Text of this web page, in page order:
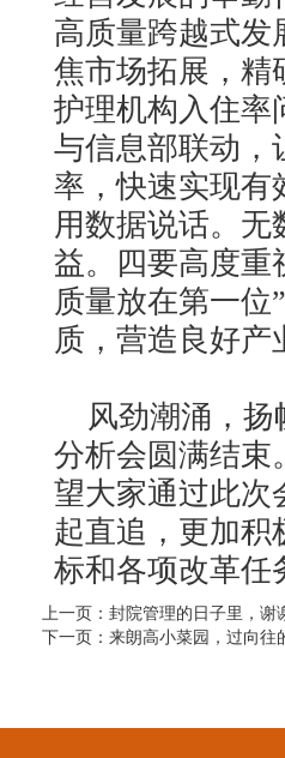
高质量跨越式发
焦市场拓展，精
护理机构入住率
与信息部联动，
率，快速实现有
用数据说话。无
益。四要高度重
质量放在第一位
质，营造良好产
风劲潮涌，扬
分析会圆满结束
望大家通过此次
起直追，更加积
标和各项改革任
上一页：封院管理的日子里，谢
下一页：来朗高小菜园，过向往